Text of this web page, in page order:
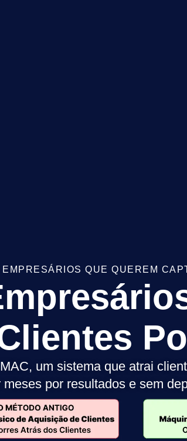
EMPRESÁRIOS QUE QUEREM
um sistema que atrai
por resultados e sem